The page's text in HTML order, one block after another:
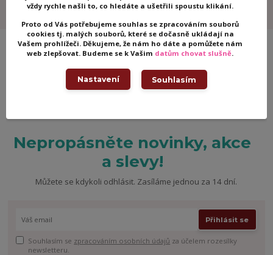
Nepropásněte novinky, akce
a slevy!
Můžete se kdykoli odhlásit. Zasíláme jednou za 14 dní.
Přihlásit se
Souhlasím se zpracováním osobních údajů za účelem rozesílky
newsletteru.
vždy rychle našli to, co hledáte a ušetřili spoustu klikání.
Proto od Vás potřebujeme souhlas se zpracováním souborů
cookies tj. malých souborů, které se dočasně ukládají na
Vašem prohlížeči. Děkujeme, že nám ho dáte a pomůžete nám
web zlepšovat. Budeme se k Vašim datům chovat slušně.
Nastavení Souhlasím